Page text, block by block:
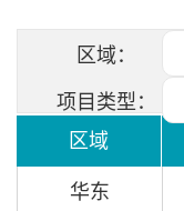
区域：
项目类型：
区域
华东